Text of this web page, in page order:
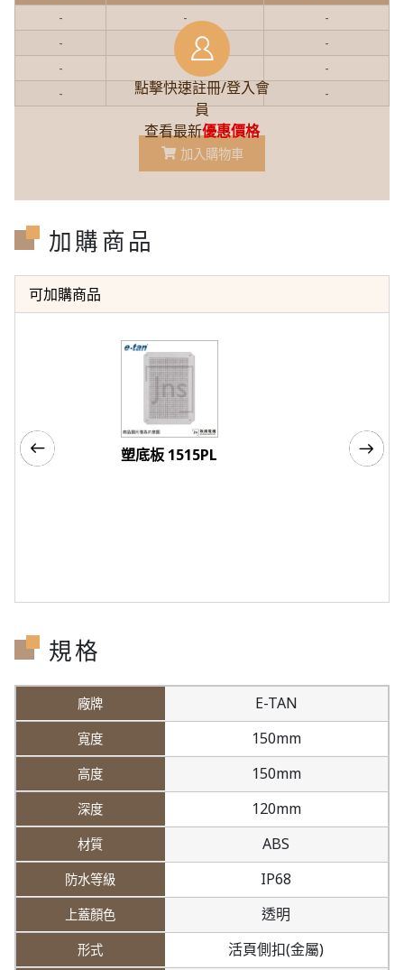
點擊快速註冊/登入會
員
查看最新優惠價格
-
-
-
-
-
-
-
-
-
- -
加入購物車
加購商品
可加購商品
塑底板 1515PL
規格
E-TAN
150mm
150mm
120mm
ABS
IP68
透明
活頁側扣(金屬)